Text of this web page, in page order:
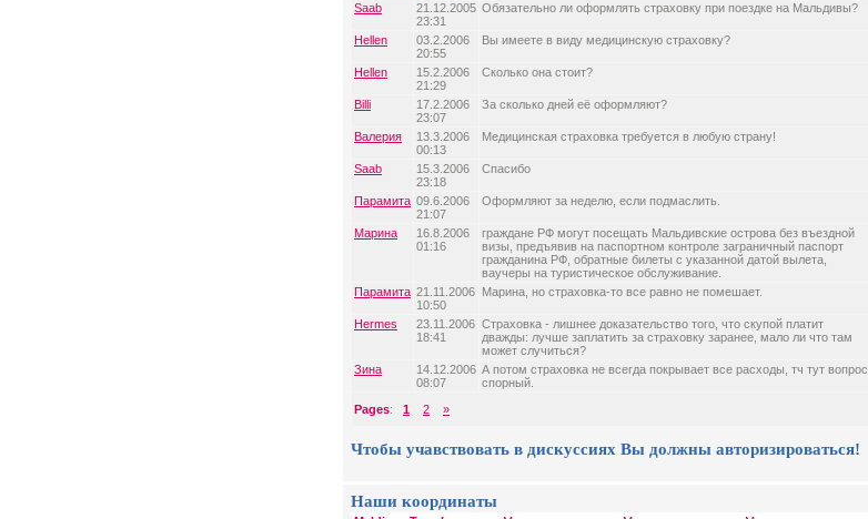
Saab
21.12.2005
23:31
Обязательно ли оформлять страховку при поездке на Мальдивы?
Hellen
03.2.2006
20:55
Вы имеете в виду медицинскую страховку?
Hellen
15.2.2006
21:29
Сколько она стоит?
Billi
17.2.2006
23:07
За сколько дней её оформляют?
Валерия
13.3.2006
00:13
Медицинская страховка требуется в любую страну!
Saab
15.3.2006
23:18
Спасибо
Парамита 09.6.2006
21:07
Оформляют за неделю, если подмаслить.
Марина
16.8.2006
01:16
граждане РФ могут посещать Мальдивские острова без въездной
визы, предъявив на паспортном контроле заграничный паспорт
гражданина РФ, обратные билеты с указанной датой вылета,
ваучеры на туристическое обслуживание.
Парамита 21.11.2006
10:50
Марина, но страховка-то все равно не помешает.
Hermes
23.11.2006
18:41
Страховка - лишнее доказательство того, что скупой платит
дважды: лучше заплатить за страховку заранее, мало ли что там
может случиться?
Зина
14.12.2006
08:07
А потом страховка не всегда покрывает все расходы, тч тут вопрос
спорный.
Pages: 1 2 »
Чтобы учавствовать в дискуссиях Вы должны авторизироваться!
Наши координаты